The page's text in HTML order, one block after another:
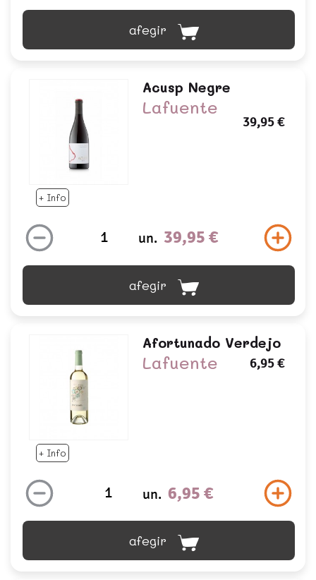
afegir
+ Info
Acusp Negre
Lafuente
39,95 €
un. 39,95 €
afegir
+ Info
Afortunado Verdejo
Lafuente 6,95 €
un. 6,95 €
afegir